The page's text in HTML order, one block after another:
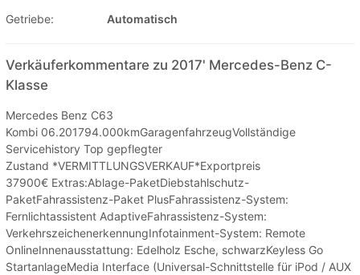
Getriebe:
Automatisch
Verkäuferkommentare zu 2017' Mercedes-Benz C-
Klasse
Mercedes Benz C63
Kombi 06.201794.000kmGaragenfahrzeugVollständige
Servicehistory Top gepflegter
Zustand *VERMITTLUNGSVERKAUF*Exportpreis
37900€ Extras:Ablage-PaketDiebstahlschutz-
PaketFahrassistenz-Paket PlusFahrassistenz-System:
Fernlichtassistent AdaptiveFahrassistenz-System:
VerkehrszeichenerkennungInfotainment-System: Remote
OnlineInnenausstattung: Edelholz Esche, schwarzKeyless Go
StartanlageMedia Interface (Universal-Schnittstelle für iPod / AUX